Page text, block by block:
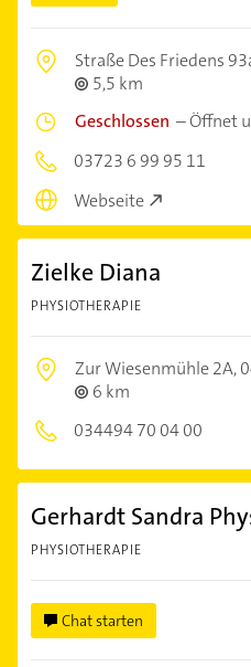
Straße Des Friedens
5,5 km
Geschlossen –Öffnet
03723 6 99 95 11
Webseite
Zielke Diana
PHYSIOTHERAPIE
Zur Wiesenmühle 2A,
6 km
034494 70 04 00
Gerhardt Sandra
PHYSIOTHERAPIE
Chat starten